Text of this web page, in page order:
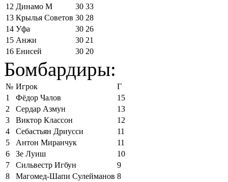
12 Динамо М 30 33
13 Крылья Советов 30 28
14 Уфа 30 26
15 Анжи 30 21
16 Енисей 30 20
Бомбардиры:
№ Игрок
Г
1
Фёдор Чалов
15
2
Сердар Азмун
13
3
Виктор Классон
12
4
Себастьян Дриусси
11
5
Антон Миранчук
11
6
Зе Луиш
10
7
Сильвестр Игбун
9
8
Магомед-Шапи Сулейманов 8